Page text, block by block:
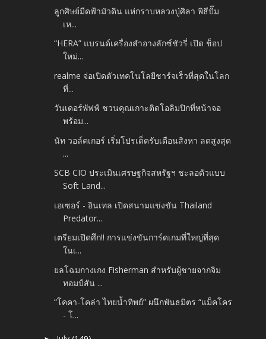
ลูกศิษย์มืดฟ้ามัวดิน แห่กราบหลวงปู่ศิลา พิธีปั๊ม
เห...
“HERA” แบรนด์เครื่องสำอางลักซ์ชัวรี่ เปิด ช็อป
ใหม่...
realme จ่อเปิดตัวเทคโนโลยีชาร์จเร็วที่สุดในโลก
ที่...
วันเดอร์พัฟฟ์ ชวนคุณเกาะติดโอลิมปิกที่หน้าจอ
พร้อม...
นัท วอล์คเกอร์ เริ่มโปรเด็ดรับเดือนสิงหา ลดสูงสุด
...
SCB CIO ประเมินเศรษฐกิจสหรัฐฯ ชะลอตัวแบบ
Soft Land...
เอเซอร์ - อินเทล เปิดสนามแข่งขัน Thailand
Predator...
เตรียมเปิดศึก!! การแข่งขันการ์ดเกมที่ใหญ่ที่สุด
ในเ...
ยลโฉมกางเกง Fisherman สำหรับผู้ชายจากจิม
ทอมป์สัน ...
“โคคา-โคล่า ไทยน้ำทิพย์” ผนึกพันธมิตร “แม็คโคร
- โ...